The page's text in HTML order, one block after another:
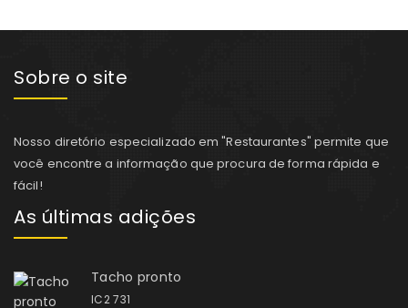
Sobre o site
Nosso diretório especializado em "Restaurantes" permite que
você encontre a informação que procura de forma rápida e
fácil!
As últimas adições
Tacho pronto
IC2 731